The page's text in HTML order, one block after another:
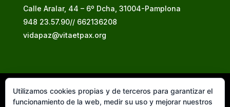
Calle Aralar, 44 – 6º Dcha, 31004-Pamplona
948 23.57.90// 662136208
vidapaz@vitaetpax.org
Vita et Pax, 2025
Utilizamos cookies propias y de terceros para garantizar el
funcionamiento de la web, medir su uso y mejorar nuestros